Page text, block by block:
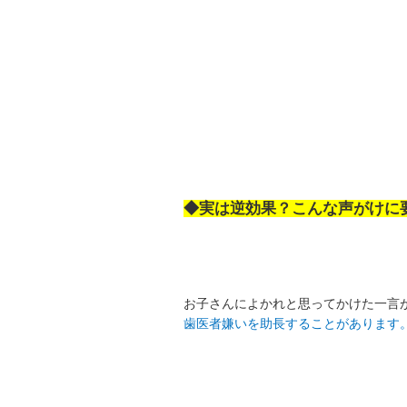
◆実は逆効果？こんな声がけに
お子さんによかれと思ってかけた一言
歯医者嫌いを助長することがあります。